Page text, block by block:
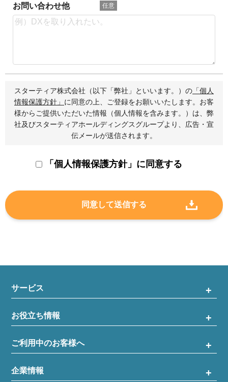
お問い合わせ他 任意
スターティア株式会社（以下「弊社」といいます。）の 「個人
情報保護方針」 に同意の上、ご登録をお願いいたします。お客
様からご提供いただいた情報（個人情報を含みます。）は、弊
社及びスターティアホールディングスグループより、広告・宣
伝メールが送信されます。
「個人情報保護方針」に同意する
サービス
お役立ち情報
ご利用中のお客様へ
企業情報